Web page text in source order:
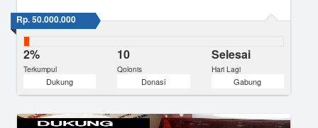
Rp. 50.000.000
2%
Terkumpul
10
Qolonis
Selesai
Hari Lagi
Dukung Donasi Gabung